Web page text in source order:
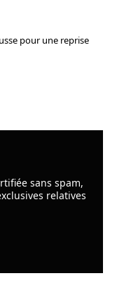
pour une reprise
sans spam,
relatives